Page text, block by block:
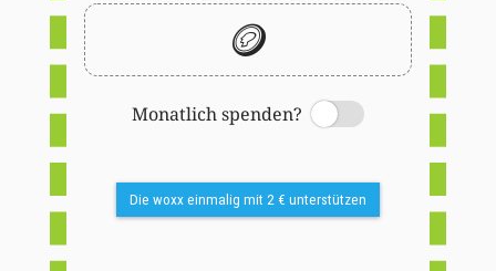
🪙
Monatlich spenden?
Switch
Die woxx einmalig mit 2 € unterstützen